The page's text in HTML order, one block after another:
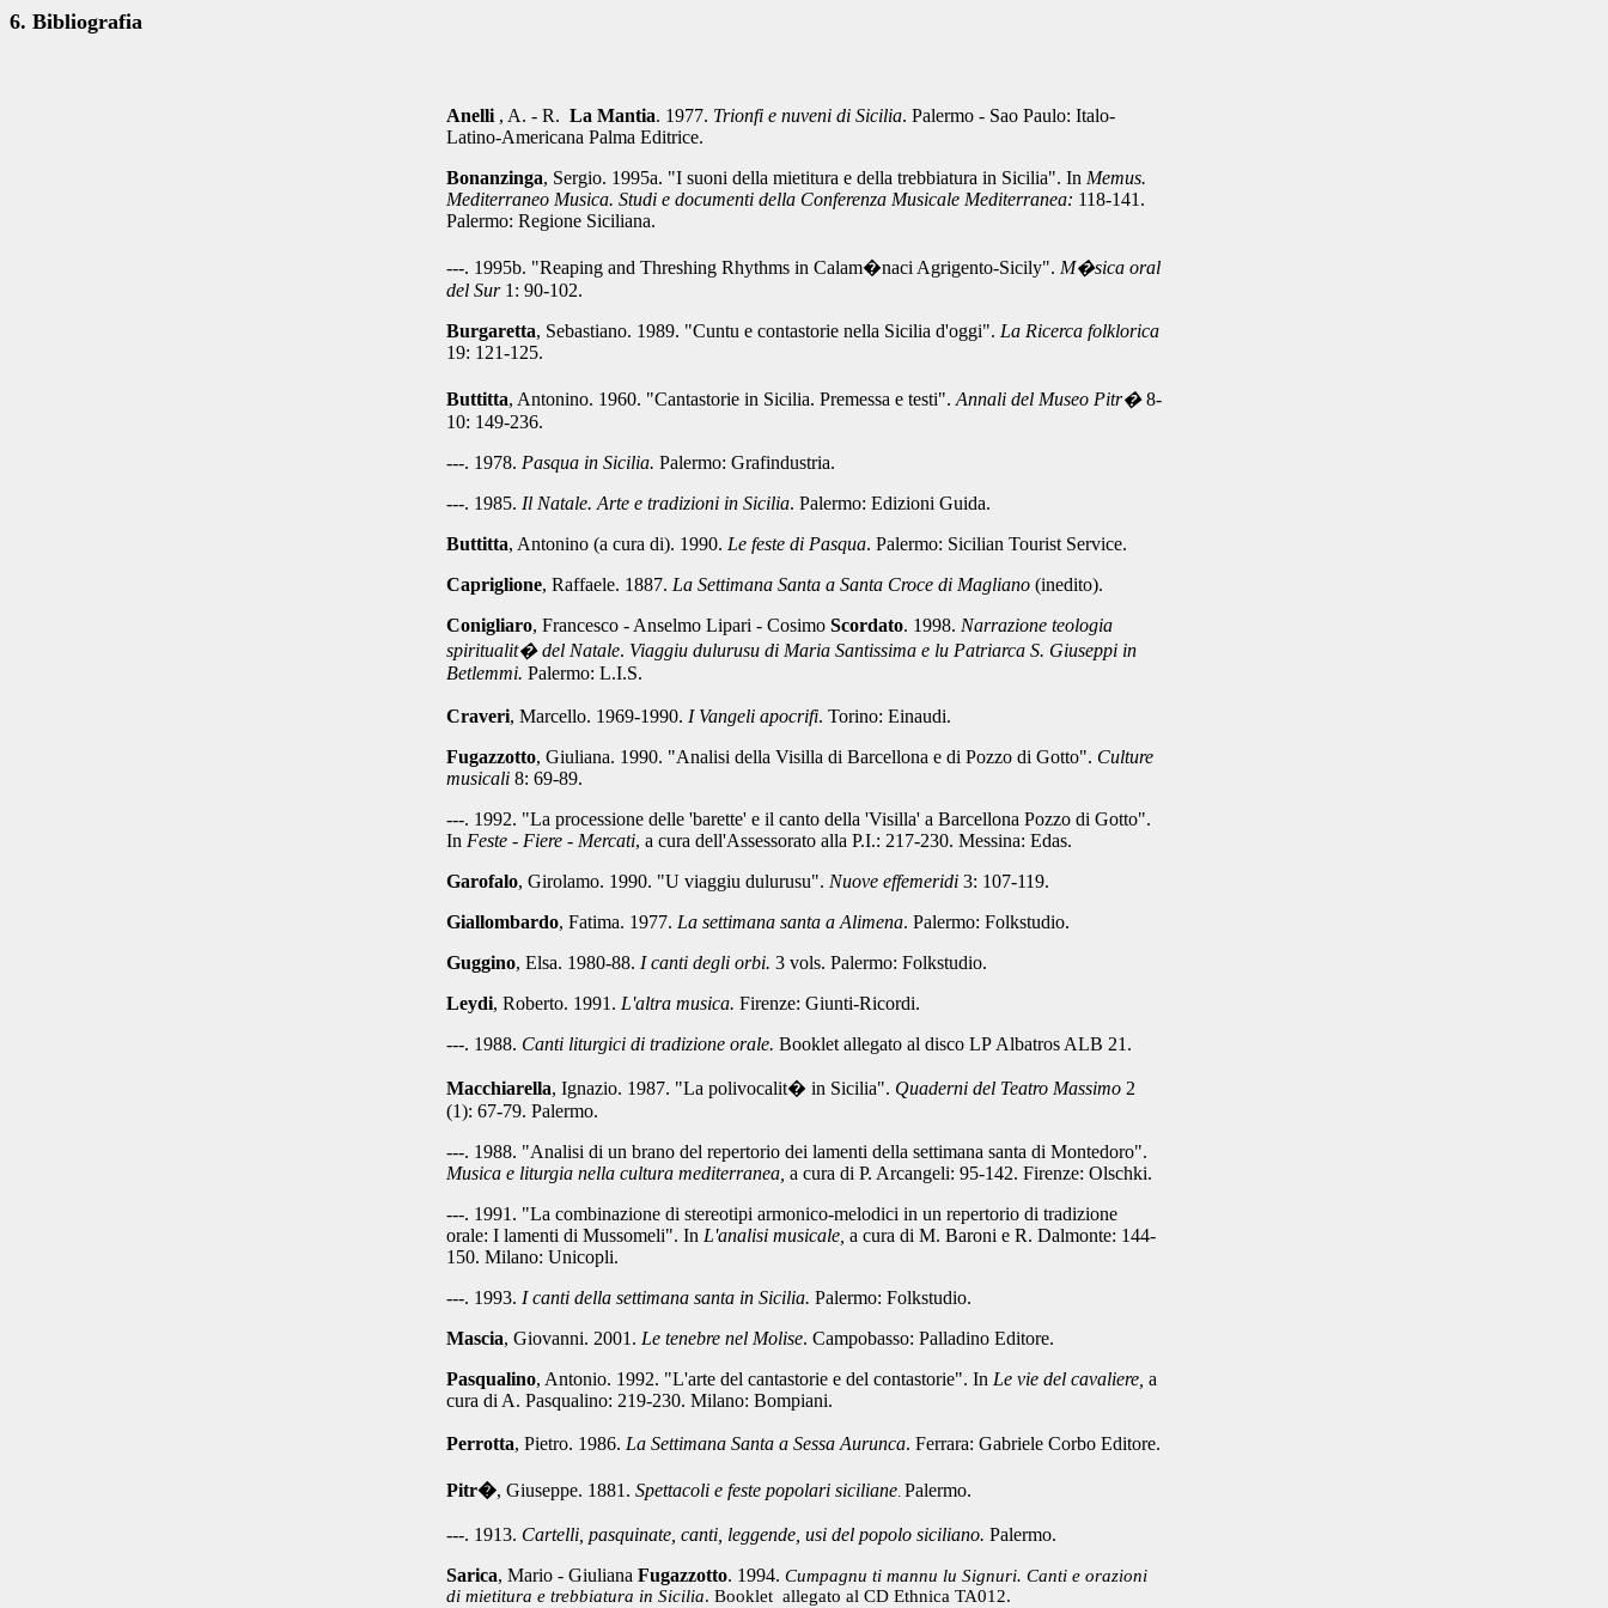
6. Bibliografia
Anelli , A. - R. La Mantia. 1977. Trionfi e nuveni di Sicilia. Palermo - Sao Paulo: Italo-
Latino-Americana Palma Editrice.
Bonanzinga, Sergio. 1995a. "I suoni della mietitura e della trebbiatura in Sicilia". In Memus.
Mediterraneo Musica. Studi e documenti della Conferenza Musicale Mediterranea: 118-141.
Palermo: Regione Siciliana.
---. 1995b. "Reaping and Threshing Rhythms in Calam�naci Agrigento-Sicily". M�sica oral
del Sur1: 90-102.
Burgaretta, Sebastiano. 1989. "Cuntu e contastorie nella Sicilia d'oggi". La Ricerca folklorica
19: 121-125.
Buttitta, Antonino. 1960. "Cantastorie in Sicilia. Premessa e testi". Annali del Museo Pitr�8-
10: 149-236.
---. 1978. Pasqua in Sicilia. Palermo: Grafindustria.
---. 1985. Il Natale. Arte e tradizioni in Sicilia. Palermo: Edizioni Guida.
Buttitta, Antonino (a cura di). 1990. Le feste di Pasqua. Palermo: Sicilian Tourist Service.
Capriglione, Raffaele. 1887. La Settimana Santa a Santa Croce di Magliano (inedito).
Conigliaro, Francesco - Anselmo Lipari - Cosimo Scordato. 1998. Narrazione teologia
spiritualit� del Natale. Viaggiu dulurusu di Maria Santissima e lu Patriarca S. Giuseppi in
Betlemmi. Palermo: L.I.S.
Craveri, Marcello. 1969-1990. I Vangeli apocrifi. Torino: Einaudi.
Fugazzotto, Giuliana. 1990. "Analisi della Visilla di Barcellona e di Pozzo di Gotto". Culture
musicali 8: 69-89.
---. 1992. "La processione delle 'barette' e il canto della 'Visilla' a Barcellona Pozzo di Gotto".
In Feste - Fiere - Mercati, a cura dell'Assessorato alla P.I.: 217-230. Messina: Edas.
Garofalo, Girolamo. 1990. "U viaggiu dulurusu". Nuove effemeridi 3: 107-119.
Giallombardo, Fatima. 1977. La settimana santa a Alimena. Palermo: Folkstudio.
Guggino, Elsa. 1980-88. I canti degli orbi. 3 vols. Palermo: Folkstudio.
Leydi, Roberto. 1991. L'altra musica. Firenze: Giunti-Ricordi.
---. 1988. Canti liturgici di tradizione orale. Booklet allegato al disco LP Albatros ALB 21.
Macchiarella, Ignazio. 1987. "La polivocalit� in Sicilia". Quaderni del Teatro Massimo 2
(1): 67-79. Palermo.
---. 1988. "Analisi di un brano del repertorio dei lamenti della settimana santa di Montedoro".
Musica e liturgia nella cultura mediterranea, a cura di P. Arcangeli: 95-142. Firenze: Olschki.
---. 1991. "La combinazione di stereotipi armonico-melodici in un repertorio di tradizione
orale: I lamenti di Mussomeli". In L'analisi musicale, a cura di M. Baroni e R. Dalmonte: 144-
150. Milano: Unicopli.
---. 1993. I canti della settimana santa in Sicilia. Palermo: Folkstudio.
Mascia, Giovanni. 2001. Le tenebre nel Molise. Campobasso: Palladino Editore.
Pasqualino, Antonio. 1992. "L'arte del cantastorie e del contastorie". In Le vie del cavaliere, a
cura di A. Pasqualino: 219-230. Milano: Bompiani.
Perrotta, Pietro. 1986. La Settimana Santa a Sessa Aurunca. Ferrara: Gabriele Corbo Editore.
Pitr�, Giuseppe. 1881. Spettacoli e feste popolari siciliane. Palermo.
---. 1913. Cartelli, pasquinate, canti, leggende, usi del popolo siciliano. Palermo.
Sarica, Mario - Giuliana Fugazzotto. 1994. Cumpagnu ti mannu lu Signuri. Canti e orazioni
di mietitura e trebbiatura in Sicilia. Booklet allegato al CD Ethnica TA012.